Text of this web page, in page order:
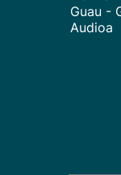
Guau -
Audioa